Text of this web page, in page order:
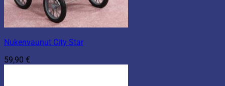
Nukenvaunut City Star
59,90 €